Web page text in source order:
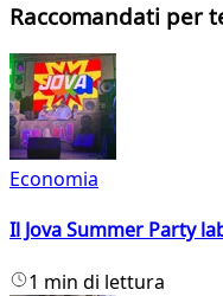
Raccomandati per
Economia
Il Jova Summer Party
1 min di lettura